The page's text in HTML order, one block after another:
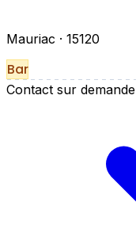
Mauriac · 15120
Bar
Contact sur demande